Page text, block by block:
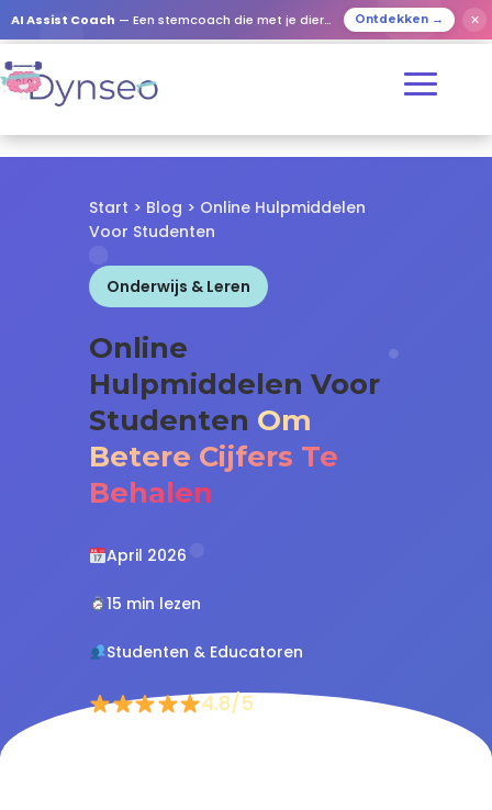
AI Assist Coach — Een stemcoach die met je dierbaren speelt Ontdekken → ✕
Start > Blog > Online Hulpmiddelen
Voor Studenten
Onderwijs & Leren
Online
Hulpmiddelen Voor
Studenten Om
Betere Cijfers Te
Behalen
April 2026
15 min lezen
Studenten & Educatoren
4.8/5